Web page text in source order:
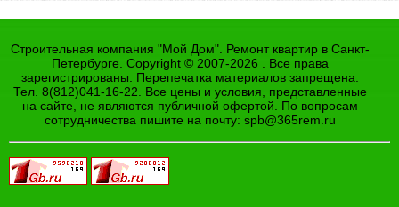
Строительная компания "Мой Дом". Ремонт квартир в Санкт-
Петербурге. Copyright © 2007-2026 . Все права
зарегистрированы. Перепечатка материалов запрещена.
Тел. 8(812)041-16-22. Все цены и условия, представленные
на сайте, не являются публичной офертой. По вопросам
сотрудничества пишите на почту: spb@365rem.ru